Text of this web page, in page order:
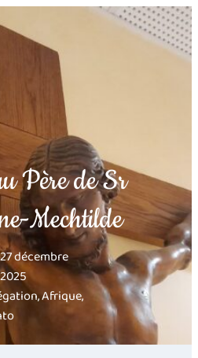
Père de Sr
Mechtilde
27 décembre
2025
,Afrique,